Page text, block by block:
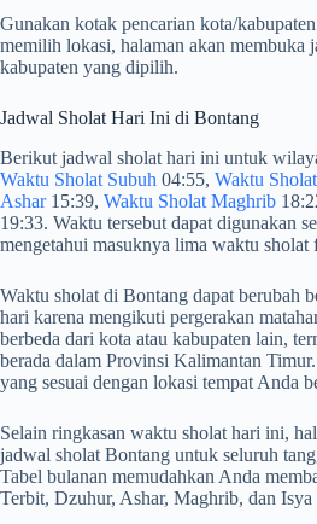
Gunakan kotak pencarian kota/
memilih lokasi, halaman akan membuka
kabupaten yang dipilih.
Jadwal Sholat Hari Ini di Bontang
Berikut jadwal sholat hari ini untuk
Waktu Sholat Subuh 04:55, Waktu
Ashar15:39, Waktu Sholat Maghrib
19:33. Waktu tersebut dapat digunakan
mengetahui masuknya lima waktu sholat
Waktu sholat di Bontang dapat berubah
hari karena mengikuti pergerakan
berbeda dari kota atau kabupaten lain,
berada dalam Provinsi Kalimantan
yang sesuai dengan lokasi tempat Anda
Selain ringkasan waktu sholat hari ini,
jadwal sholat Bontang untuk seluruh
Tabel bulanan memudahkan Anda
Terbit, Dzuhur, Ashar, Maghrib, dan